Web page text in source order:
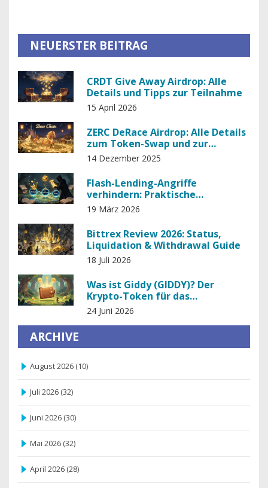
NEUERSTER BEITRAG
CRDT Give Away Airdrop: Alle
Details und Tipps zur Teilnahme
15 April 2026
ZERC DeRace Airdrop: Alle Details
zum Token-Swap und zur
Verteilung von zkRace
14 Dezember 2025
Flash-Lending-Angriffe
verhindern: Praktische
Schutzmaßnahmen für DeFi-
19 März 2026
Bittrex Review 2026: Status,
Liquidation & Withdrawal Guide
18 Juli 2026
Was ist Giddy (GIDDY)? Der
Krypto-Token für das
selbstverwahrte Smart Wallet
24 Juni 2026
ARCHIVE
August 2026 (10)
Juli 2026 (32)
Juni 2026 (30)
Mai 2026 (32)
April 2026 (28)